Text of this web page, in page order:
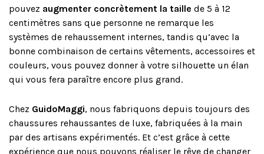
pouvez augmenter concrètement la taille de 5 à 12
centimètres sans que personne ne remarque les
systèmes de rehaussement internes, tandis qu’avec la
bonne combinaison de certains vêtements, accessoires et
couleurs, vous pouvez donner à votre silhouette un élan
qui vous fera paraître encore plus grand.
Chez GuidoMaggi, nous fabriquons depuis toujours des
chaussures rehaussantes de luxe, fabriquées à la main
par des artisans expérimentés. Et c’est grâce à cette
expérience que nous pouvons réaliser le rêve de changer